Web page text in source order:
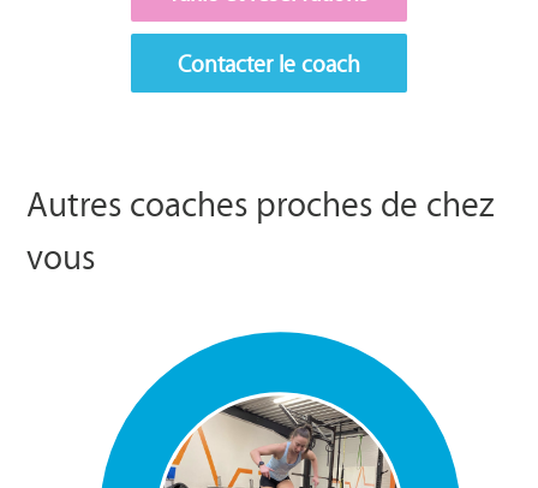
Contacter le coach
Autres coaches proches de chez
vous